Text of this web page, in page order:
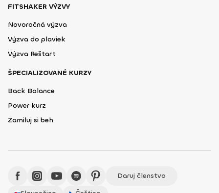
FITSHAKER VÝZVY
Novoročná výzva
Výzva do plaviek
Výzva Reštart
ŠPECIALIZOVANÉ KURZY
Back Balance
Power kurz
Zamiluj si beh
Daruj členstvo